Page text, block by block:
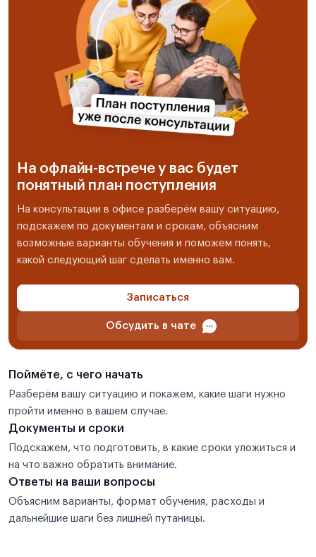
На офлайн-встрече у вас будет
понятный план поступления
На консультации в офисе разберём вашу ситуацию,
подскажем по документам и срокам, объясним
возможные варианты обучения и поможем понять,
какой следующий шаг сделать именно вам.
Записаться
Обсудить в чате
Поймёте, с чего начать
Разберём вашу ситуацию и покажем, какие шаги нужно
пройти именно в вашем случае.
Документы и сроки
Подскажем, что подготовить, в какие сроки уложиться и
на что важно обратить внимание.
Ответы на ваши вопросы
Объясним варианты, формат обучения, расходы и
дальнейшие шаги без лишней путаницы.